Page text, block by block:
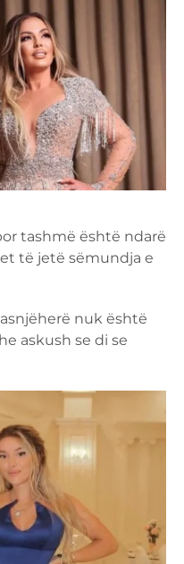
tashmë është ndarë
të jetë sëmundja e
nuk është
askush se di se